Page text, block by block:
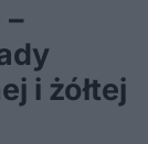
–
i żółtej